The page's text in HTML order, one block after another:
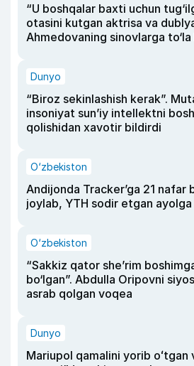
“U boshqalar baxti uchun
otasini kutgan aktrisa va
Ahmedovaning sinovlarga
Dunyo
“Biroz sekinlashish kerak”.
insoniyat sun’iy intellektni
qolishidan xavotir bildirdi
O‘zbekiston
Andijonda Tracker’ga 21 nafar
joylab, YTH sodir etgan ayolga
O‘zbekiston
“Sakkiz qator she’rim
bo‘lgan”. Abdulla Oripovni
asrab qolgan voqea
Dunyo
Mariupol qamalini yorib oʻtgan